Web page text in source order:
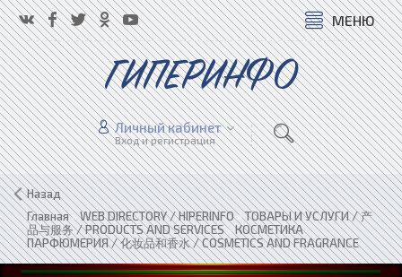
МЕНЮ
ГИПЕРИНФО
Личный кабинет
Вход и регистрация
Назад
Главная»WEB DIRECTORY / HIPERINFO»ТОВАРЫ И УСЛУГИ / 产
品与服务 / PRODUCTS AND SERVICES»КОСМЕТИКА
ПАРФЮМЕРИЯ / 化妆品和香水 / COSMETICS AND FRAGRANCE